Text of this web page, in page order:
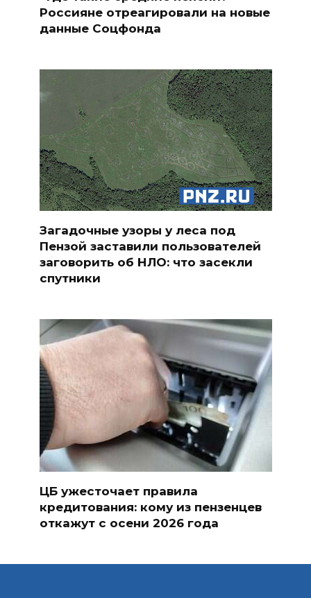
Россияне отреагировали на новые
данные Соцфонда
Загадочные узоры у леса под
Пензой заставили пользователей
заговорить об НЛО: что засекли
спутники
ЦБ ужесточает правила
кредитования: кому из пензенцев
откажут с осени 2026 года